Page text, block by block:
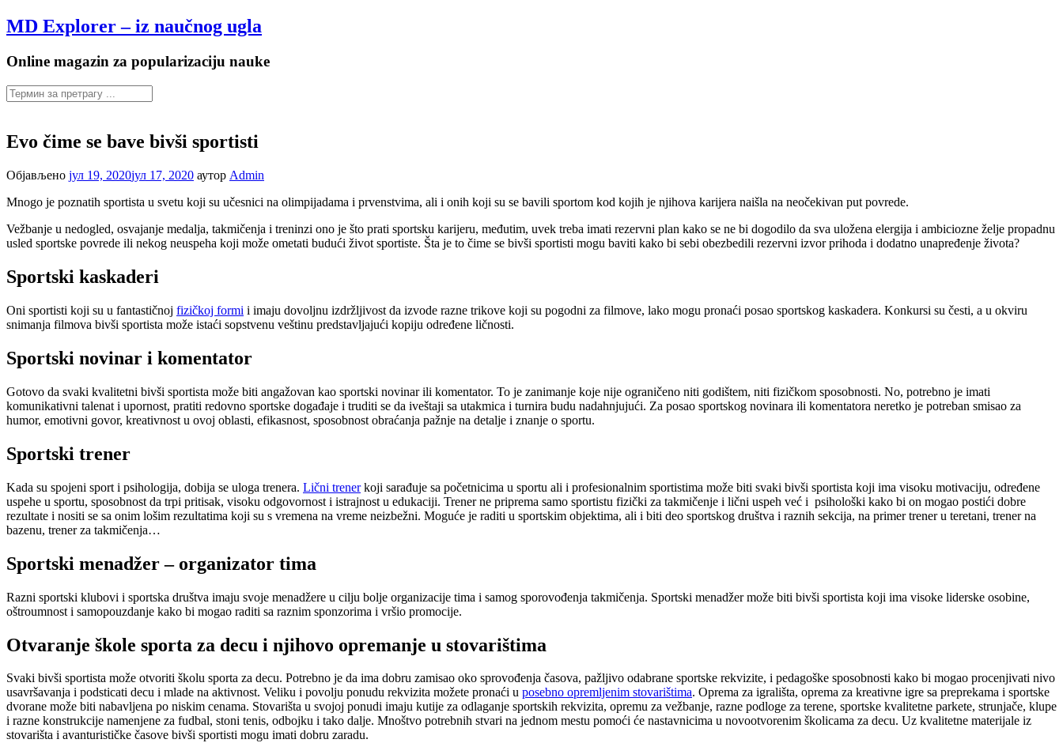
Настави
на
MD Explorer – iz naučnog ugla
Online magazin za popularizaciju nauke
Evo čime se bave bivši sportisti
Објављено јул 19, 2020јул 17, 2020 аутор Admin
Mnogo je poznatih sportista u svetu koji su učesnici na olimpijadama i prvenstvima, ali i onih koji su se bavili sportom kod kojih je njihova karijera naišla na neočekivan put povrede.
Vežbanje u nedogled, osvajanje medalja, takmičenja i treninzi ono je što prati sportsku karijeru, međutim, uvek treba imati rezervni plan kako se ne bi dogodilo da sva uložena elergija i ambiciozne želje propadnu
usled sportske povrede ili nekog neuspeha koji može ometati budući život sportiste. Šta je to čime se bivši sportisti mogu baviti kako bi sebi obezbedili rezervni izvor prihoda i dodatno unapređenje života?
Sportski kaskaderi
Oni sportisti koji su u fantastičnoj fizičkoj formi i imaju dovoljnu izdržljivost da izvode razne trikove koji su pogodni za filmove, lako mogu pronaći posao sportskog kaskadera. Konkursi su česti, a u okviru
snimanja filmova bivši sportista može istaći sopstvenu veštinu predstavljajući kopiju određene ličnosti.
Sportski novinar i komentator
Gotovo da svaki kvalitetni bivši sportista može biti angažovan kao sportski novinar ili komentator. To je zanimanje koje nije ograničeno niti godištem, niti fizičkom sposobnosti. No, potrebno je imati
komunikativni talenat i upornost, pratiti redovno sportske događaje i truditi se da iveštaji sa utakmica i turnira budu nadahnjujući. Za posao sportskog novinara ili komentatora neretko je potreban smisao za
humor, emotivni govor, kreativnost u ovoj oblasti, efikasnost, sposobnost obraćanja pažnje na detalje i znanje o sportu.
Sportski trener
Kada su spojeni sport i psihologija, dobija se uloga trenera. Lični trenerkoji sarađuje sa početnicima u sportu ali i profesionalnim sportistima može biti svaki bivši sportista koji ima visoku motivaciju, određene
uspehe u sportu, sposobnost da trpi pritisak, visoku odgovornost i istrajnost u edukaciji. Trener ne priprema samo sportistu fizički za takmičenje i lični uspeh već i psihološki kako bi on mogao postići dobre
rezultate i nositi se sa onim lošim rezultatima koji su s vremena na vreme neizbežni. Moguće je raditi u sportskim objektima, ali i biti deo sportskog društva i raznih sekcija, na primer trener u teretani, trener na
bazenu, trener za takmičenja…
Sportski menadžer – organizator tima
Razni sportski klubovi i sportska društva imaju svoje menadžere u cilju bolje organizacije tima i samog sporovođenja takmičenja. Sportski menadžer može biti bivši sportista koji ima visoke liderske osobine,
oštroumnost i samopouzdanje kako bi mogao raditi sa raznim sponzorima i vršio promocije.
Otvaranje škole sporta za decu i njihovo opremanje u stovarištima
Svaki bivši sportista može otvoriti školu sporta za decu. Potrebno je da ima dobru zamisao oko sprovođenja časova, pažljivo odabrane sportske rekvizite, i pedagoške sposobnosti kako bi mogao procenjivati nivo
usavršavanja i podsticati decu i mlade na aktivnost. Veliku i povolju ponudu rekvizita možete pronaći u posebno opremljenim stovarištima. Oprema za igrališta, oprema za kreativne igre sa preprekama i sportske
dvorane može biti nabavljena po niskim cenama. Stovarišta u svojoj ponudi imaju kutije za odlaganje sportskih rekvizita, opremu za vežbanje, razne podloge za terene, sportske kvalitetne parkete, strunjače, klupe
i razne konstrukcije namenjene za fudbal, stoni tenis, odbojku i tako dalje. Mnoštvo potrebnih stvari na jednom mestu pomoći će nastavnicima u novootvorenim školicama za decu. Uz kvalitetne materijale iz
stovarišta i avanturističke časove bivši sportisti mogu imati dobru zaradu.